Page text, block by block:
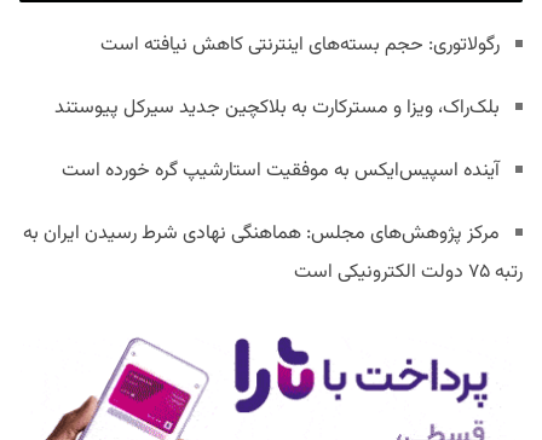
رگولاتوری: حجم بسته‌های اینترنتی کاهش نیافته است
بلک‌راک، ویزا و مسترکارت به بلاکچین جدید سیرکل پیوستند
آینده اسپیس‌ایکس به موفقیت استارشیپ گره خورده است
مرکز پژوهش‌های مجلس: هماهنگی نهادی شرط رسیدن ایران به
رتبه ۷۵ دولت الکترونیکی است